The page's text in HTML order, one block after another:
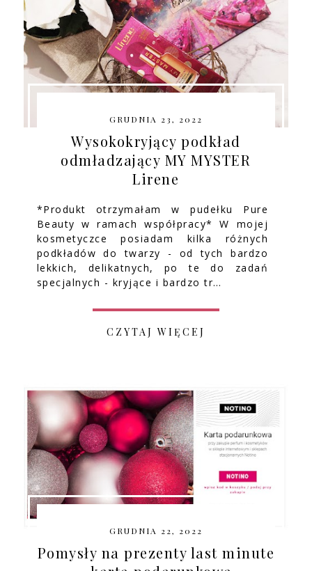
GRUDNIA 23, 2022
Wysokokryjący podkład
odmładzający MY MYSTER
Lirene
*Produkt otrzymałam w pudełku Pure
Beauty w ramach współpracy* W mojej
kosmetyczce posiadam kilka różnych
podkładów do twarzy - od tych bardzo
lekkich, delikatnych, po te do zadań
specjalnych - kryjące i bardzo tr…
CZYTAJ WIĘCEJ
GRUDNIA 22, 2022
Pomysły na prezenty last minute